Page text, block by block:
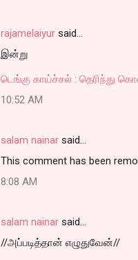
rajamelaiyur said…
இன்று
டெங்கு காய்ச்சல் : தெரிந்து
10:52 AM
salam nainar said…
This comment has been
8:08 AM
salam nainar said…
//அப்படித்தான் எழுதுவேன்//